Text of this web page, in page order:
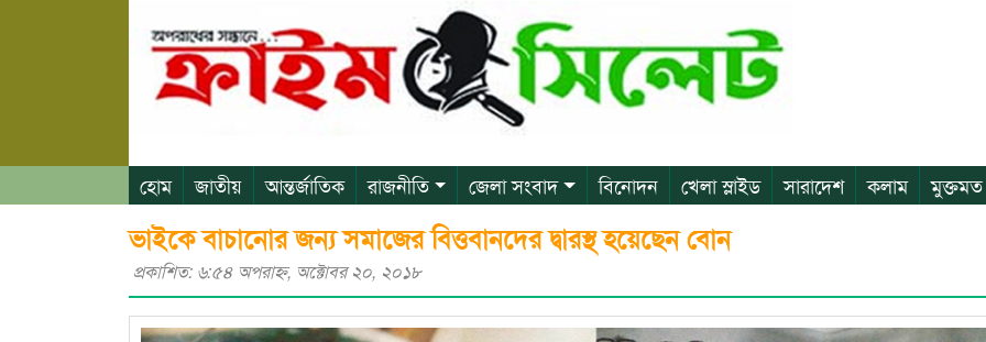
হোম জাতীয় আন্তর্জাতিক রাজনীতি জেলা সংবাদ বিনোদন খেলা স্লাইড সারাদেশ কলাম মুক্তমত
ভাইকে বাচানোর জন্য সমাজের বিত্তবানদের দ্বারস্থ হয়েছেন বোন
প্রকাশিত: ৬:৫৪ অপরাহ্ণ, অক্টোবর ২০, ২০১৮